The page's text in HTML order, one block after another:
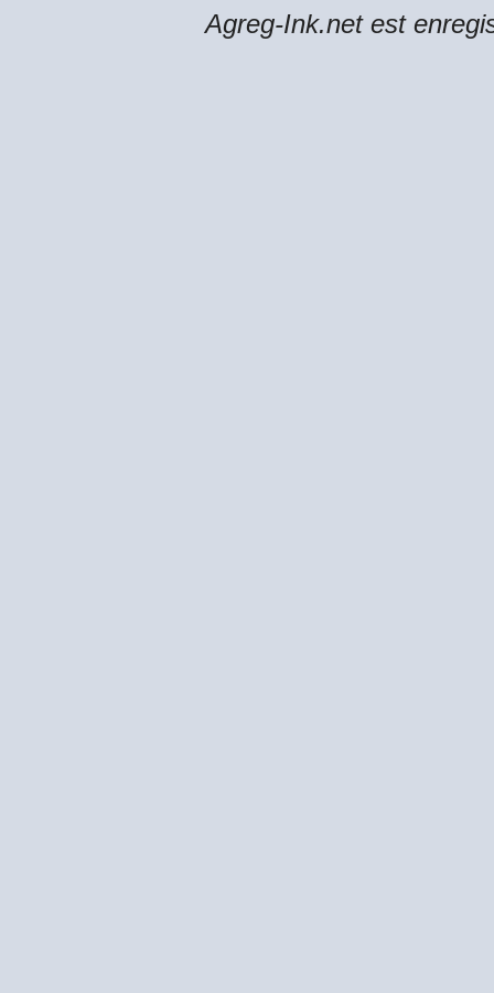
Agreg-Ink.net est